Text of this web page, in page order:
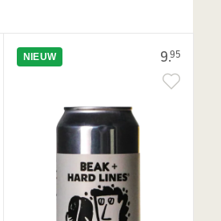
9.95
NIEUW